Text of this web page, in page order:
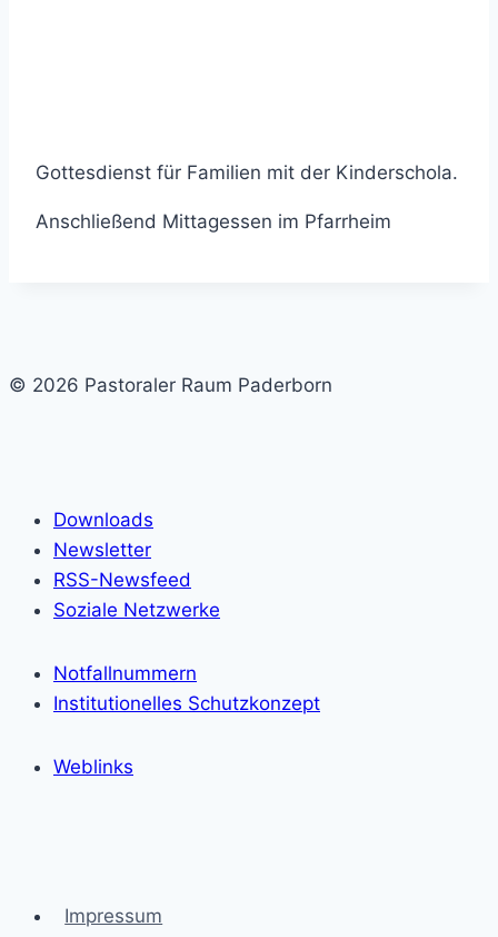
Gottesdienst für Familien mit der Kinderschola.
Anschließend Mittagessen im Pfarrheim
© 2026 Pastoraler Raum Paderborn
Downloads
Newsletter
RSS-Newsfeed
Soziale Netzwerke
Notfallnummern
Institutionelles Schutzkonzept
Weblinks
Impressum